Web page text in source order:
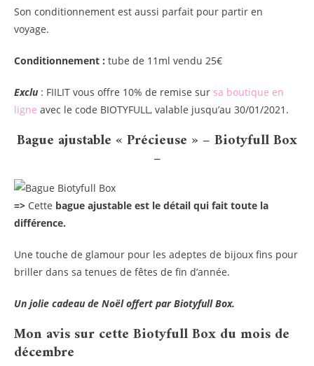
Son conditionnement est aussi parfait pour partir en
voyage.
Conditionnement : tube de 11ml vendu 25€
Exclu : FIILIT vous offre 10% de remise sur sa boutique en
ligne avec le code BIOTYFULL, valable jusqu’au 30/01/2021.
Bague ajustable « Précieuse » – Biotyfull Box
–
=> Cette bague ajustable est le détail qui fait toute la
différence.
Une touche de glamour pour les adeptes de bijoux fins pour
briller dans sa tenues de fêtes de fin d’année.
Un jolie cadeau de Noël offert par Biotyfull Box.
Mon avis sur cette Biotyfull Box du mois de
décembre